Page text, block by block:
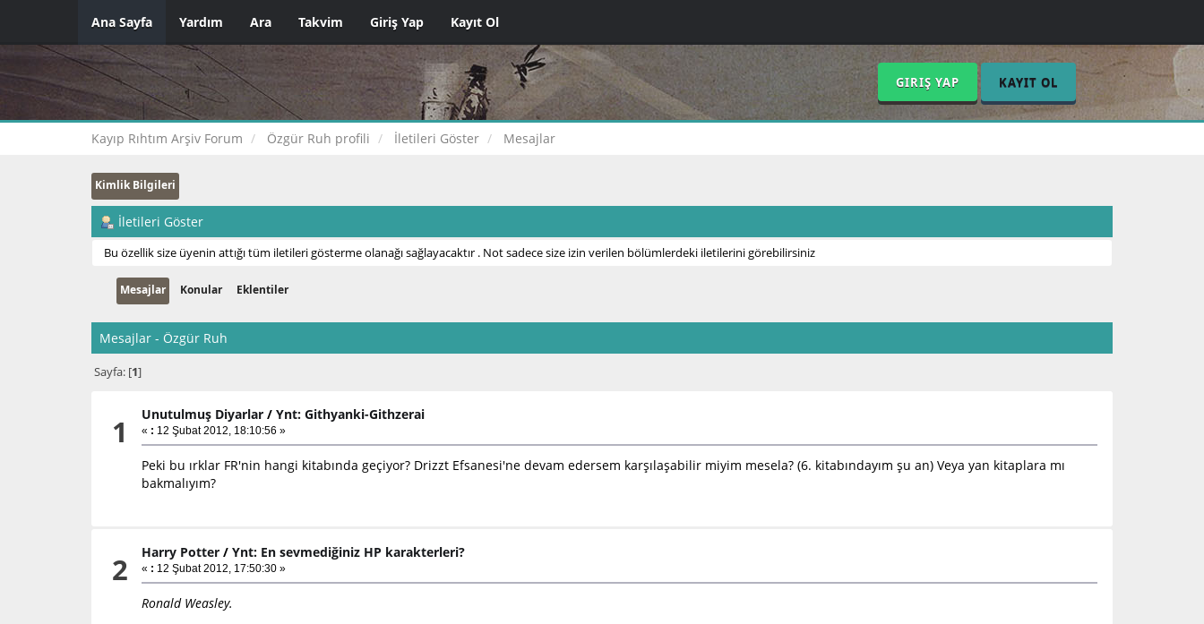
Ana Sayfa Yardım Ara Takvim Giriş Yap Kayıt Ol
GIRIŞ YAP KAYIT OL
Kayıp Rıhtım Arşiv Forum Özgür Ruh profili İletileri Göster Mesajlar
Kimlik Bilgileri
İletileri Göster
Bu özellik size üyenin attığı tüm iletileri gösterme olanağı sağlayacaktır . Not sadece size izin verilen bölümlerdeki iletilerini görebilirsiniz
Mesajlar Konular Eklentiler
Mesajlar - Özgür Ruh
Sayfa: [1]
1 Unutulmuş Diyarlar /Ynt: Githyanki-Githzerai
« : 12 Şubat 2012, 18:10:56 »
Peki bu ırklar FR'nin hangi kitabında geçiyor? Drizzt Efsanesi'ne devam edersem karşılaşabilir miyim mesela? (6. kitabındayım şu an) Veya yan kitaplara mı
bakmalıyım?
2 Harry Potter /Ynt: En sevmediğiniz HP karakterleri?
« : 12 Şubat 2012, 17:50:30 »
Ronald Weasley.